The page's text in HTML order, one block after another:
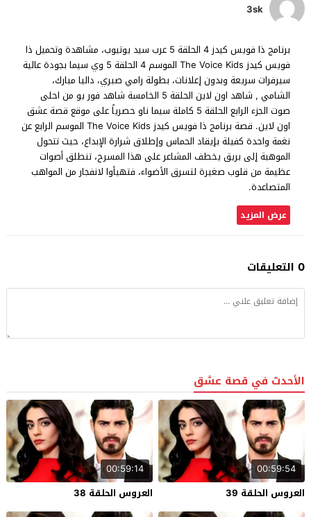
3sk
برنامج ذا فويس كيدز 4 الحلقة 5 عرب سيد يوتيوب، مشاهدة وتحميل ذا
فويس كيدز The Voice Kids الموسم 4 الحلقة 5 وي سيما بجودة عالية
سيرفرات سريعة وبدون إعلانات، بطولة رامي صبري، داليا مبارك،
الشامي , شاهد اون لاين الحلقة 5 الخامسة شاهد فور يو من احلى
صوت الجزء الرابع الحلقة 5 كاملة سيما ناو حصرياً على موقع قصة عشق
اون لاين. قصة برنامج ذا فويس كيدز The Voice Kids الموسم الرابع عن
نغمة واحدة كفيلة بإيقاد الحماس وإطلاق شرارة الإبداع، حيث تتحول
الموهبة إلى بريق يخطف المشاعر على هذا المسرح، تنطلق أصوات
عظيمة من قلوب صغيرة لتسرق الأضواء، فتهيأوا لانفجار من المواهب
المتصاعدة.
عرض المزيد
0 التعليقات
الأحدث في قصة عشق
00:59:54
العروس الحلقة 39
00:59:14
العروس الحلقة 38